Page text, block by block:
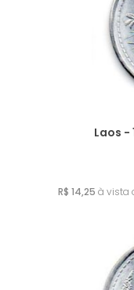
Laos -
R$ 14,25 à vista